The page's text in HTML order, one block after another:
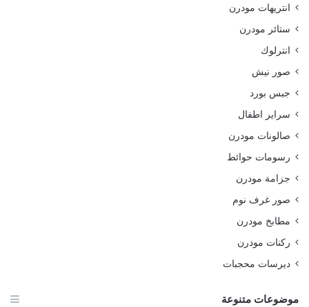
انتريهات مودرن
ستائر مودرن
انترلوك
صور نيش
جبس بورد
سراير اطفال
صالونات مودرن
رسومات حوائط
جزامة مودرن
صور غرف نوم
مطابخ مودرن
ركنات مودرن
ديرسات محجبات
موضوعات متنوعة